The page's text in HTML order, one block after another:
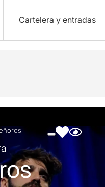
Cartelera y entradas
Fotos y vídeos